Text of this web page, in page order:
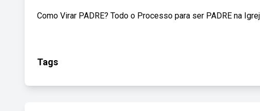
Como Virar PADRE? Todo o Processo para ser PADRE na
Tags